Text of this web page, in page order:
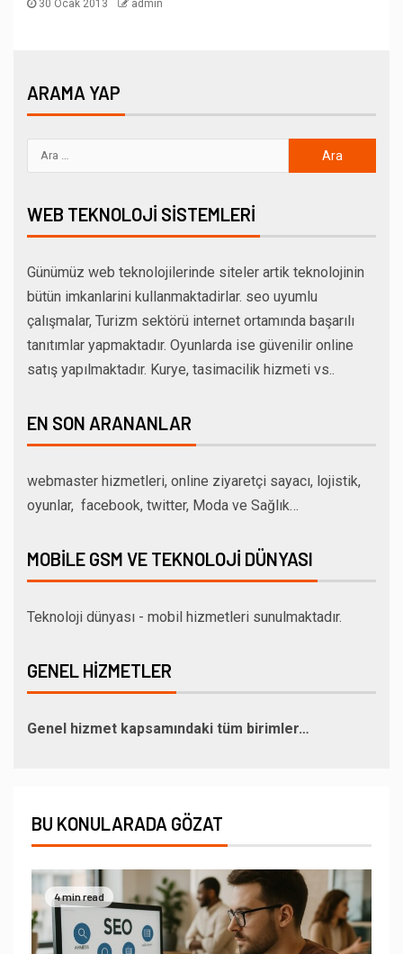
30 Ocak 2013 admin
ARAMA YAP
WEB TEKNOLOJI SISTEMLERI
Günümüz web teknolojilerinde siteler artik teknolojinin
bütün imkanlarini kullanmaktadirlar. seo uyumlu
çalışmalar, Turizm sektörü internet ortamında başarılı
tanıtımlar yapmaktadır. Oyunlarda ise güvenilir online
satış yapılmaktadır. Kurye, tasimacilik hizmeti vs..
EN SON ARANANLAR
webmaster hizmetleri, online ziyaretçi sayacı, lojistik,
oyunlar, facebook, twitter, Moda ve Sağlık…
MOBILE GSM VE TEKNOLOJI DÜNYASI
Teknoloji dünyası - mobil hizmetleri sunulmaktadır.
GENEL HIZMETLER
Genel hizmet kapsamındaki tüm birimler…
BU KONULARADA GÖZAT
4 min read